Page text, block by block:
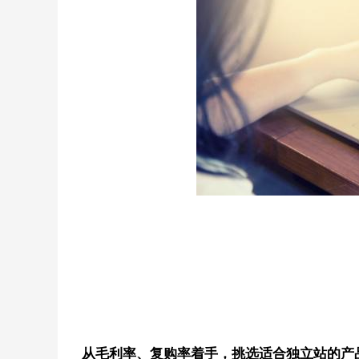
从毛利率、复购率着手，挑选适合独立站的产